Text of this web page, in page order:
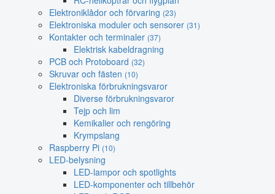
Elektroniklådor och förvaring (23)
Elektroniska moduler och sensorer (31)
Kontakter och terminaler (37)
Elektrisk kabeldragning
PCB och Protoboard (32)
Skruvar och fästen (10)
Elektroniska förbrukningsvaror
Diverse förbrukningsvaror
Tejp och lim
Kemikalier och rengöring
Krympslang
Raspberry Pi (10)
LED-belysning
LED-lampor och spotlights
LED-komponenter och tillbehör